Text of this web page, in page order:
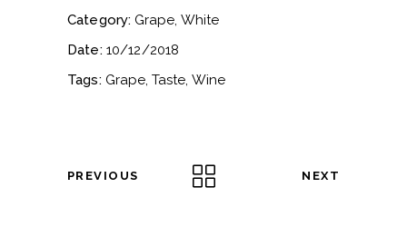
Category: Grape White
Date: 10/12/2018
Tags: Grape Taste Wine
PREVIOUS NEXT